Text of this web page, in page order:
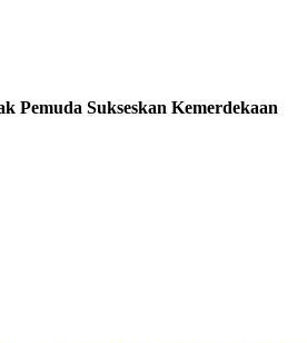
Sukseskan Kemerdekaan